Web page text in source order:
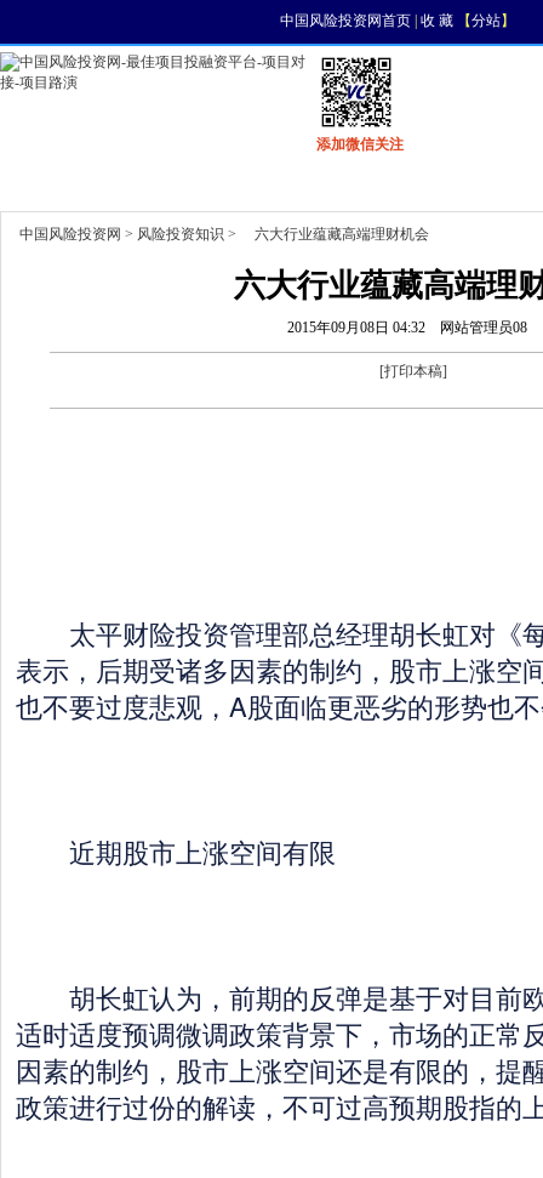
中国风险投资网首页| 收 藏【分站】
添加微信关注
中国风险投资网 > 风险投资知识 > 六大行业蕴藏高端理财机会
六大行业蕴藏高端理
2015年09月08日 04:32 网站管理员08
[打印本稿]
太平财险投资管理部总经理胡长虹对《
表示，后期受诸多因素的制约，股市上涨空
也不要过度悲观，A股面临更恶劣的形势也
近期股市上涨空间有限
胡长虹认为，前期的反弹是基于对目前
适时适度预调微调政策背景下，市场的正常
因素的制约，股市上涨空间还是有限的，提
政策进行过份的解读，不可过高预期股指的